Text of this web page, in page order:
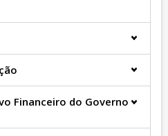
Financeiro do Governo